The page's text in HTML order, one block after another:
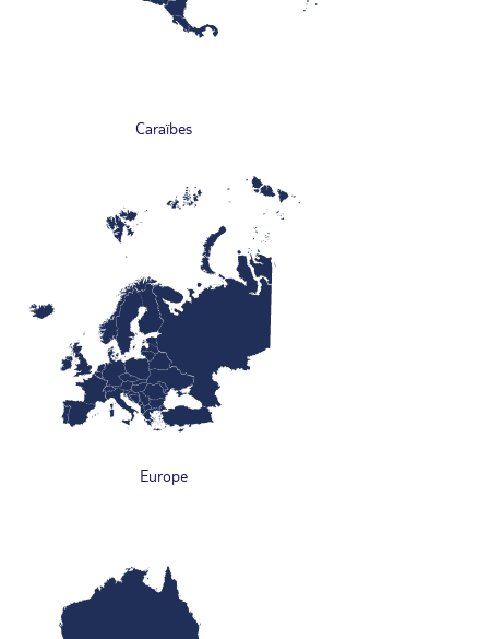
Caraïbes
Europe